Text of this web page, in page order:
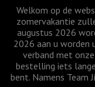
Welkom op de
zomervakantie
augustus 2026
2026 aan u worden
verband met
bestelling iets
bent. Namens Team